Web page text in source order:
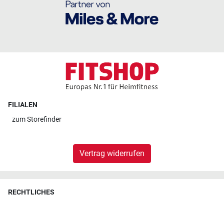
FILIALEN
zumStorefinder
Vertrag widerrufen
RECHTLICHES